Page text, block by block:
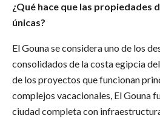
¿Qué hace que las propiedades
únicas?
El Gouna se considera uno de los
consolidados de la costa egipcia
de los proyectos que funcionan
complejos vacacionales, El Gouna
ciudad completa con